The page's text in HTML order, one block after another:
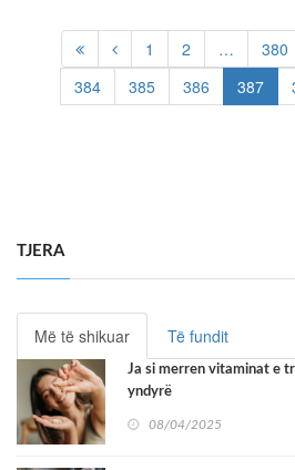
1 2 … 380
384
385 386 387
TJERA
Më të shikuar Të fundit
Ja si merren vitaminat e
yndyrë
08/04/2025